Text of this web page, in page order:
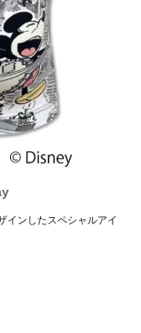
インしたスペシャルアイ